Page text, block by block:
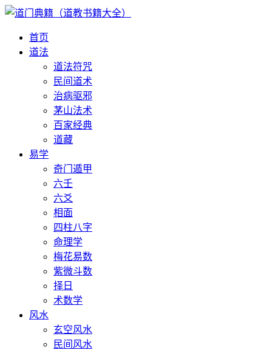
首页
道法
道法符咒
民间道术
治病驱邪
茅山法术
百家经典
道藏
易学
奇门遁甲
六壬
六爻
相面
四柱八字
命理学
梅花易数
紫微斗数
择日
术数学
风水
玄空风水
民间风水